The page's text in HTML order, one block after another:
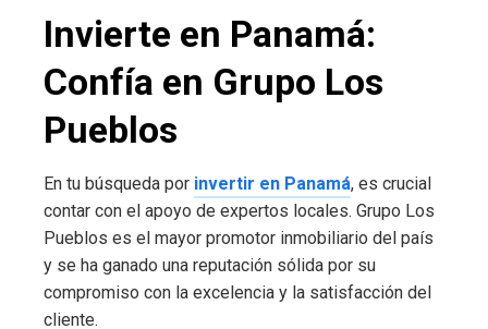
Invierte en Panamá:
Confía en Grupo Los
Pueblos
En tu búsqueda por invertir en Panamá, es crucial
contar con el apoyo de expertos locales. Grupo Los
Pueblos es el mayor promotor inmobiliario del país
y se ha ganado una reputación sólida por su
compromiso con la excelencia y la satisfacción del
cliente.